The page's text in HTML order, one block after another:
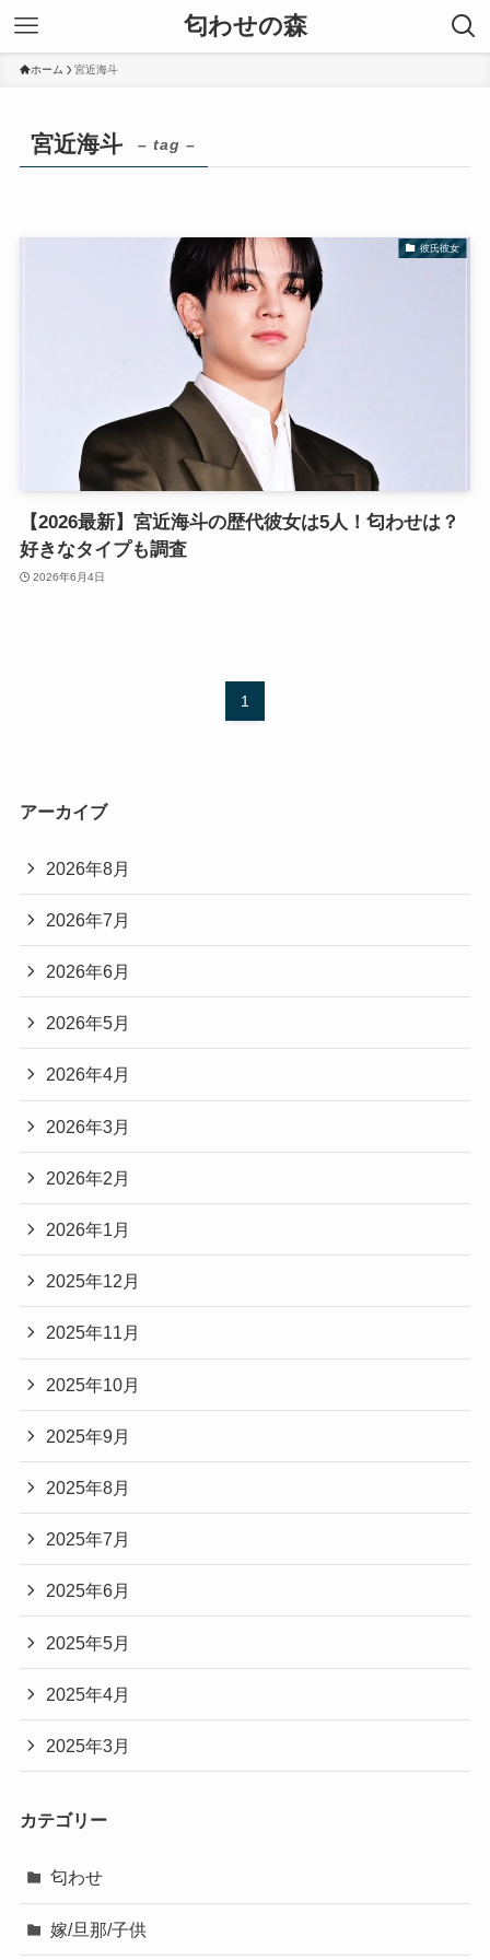
匂わせの森
ホーム 宮近海斗
宮近海斗 – tag –
彼氏彼女
【2026最新】宮近海斗の歴代彼女は5人！匂わせは？
好きなタイプも調査
2026年6月4日
1
アーカイブ
2026年8月
2026年7月
2026年6月
2026年5月
2026年4月
2026年3月
2026年2月
2026年1月
2025年12月
2025年11月
2025年10月
2025年9月
2025年8月
2025年7月
2025年6月
2025年5月
2025年4月
2025年3月
カテゴリー
匂わせ
嫁/旦那/子供